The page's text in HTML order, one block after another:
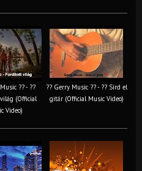
?? - ??
(Official
Video)
?? Gerry Music ?? - ?? Sírd el
gitár (Official Music Video)